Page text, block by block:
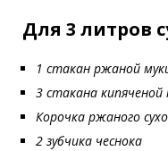
Для 3 литров
1 стакан ржаной
3 стакана кипяченой
Корочка ржаного
2 зубчика чеснока